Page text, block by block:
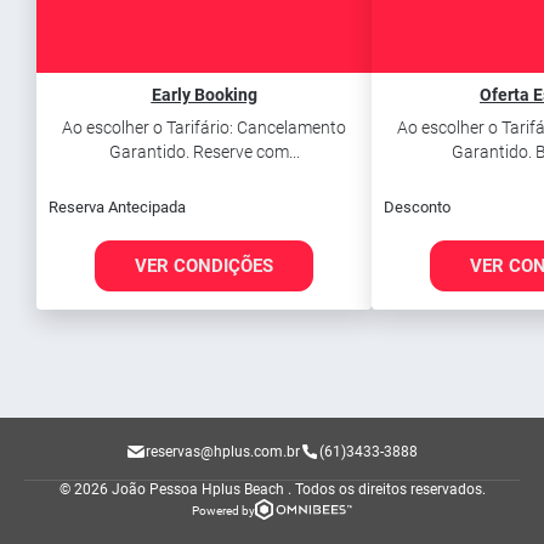
Early Booking
Ao escolher o Tarifário: Cancelamento
Garantido. Reserve com...
Reserva Antecipada
VER CONDIÇÕES
Oferta
Ao escolher o
Garantido.
Desconto
VER
reservas@hplus.com.br (61)3433-3888
© 2026 João Pessoa Hplus Beach . Todos os direitos reservados.
Powered by